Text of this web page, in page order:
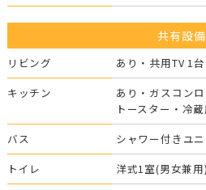
共有設備
リビング
あり・共用TV 1台
キッチン
あり・ガスコン
トースター・冷
バス
シャワー付きユ
トイレ
洋式1室(男女兼用)